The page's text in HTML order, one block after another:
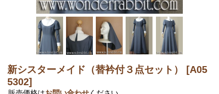
新シスターメイド（替衿付３点セット） [A05
5302]